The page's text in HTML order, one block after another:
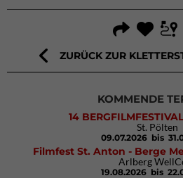
ZURÜCK ZUR
KOMMENDE
14
St. Pölten
09.07.2026 bis
Filmfest St. Anton - Berge
Arlberg
19.08.2026 bis